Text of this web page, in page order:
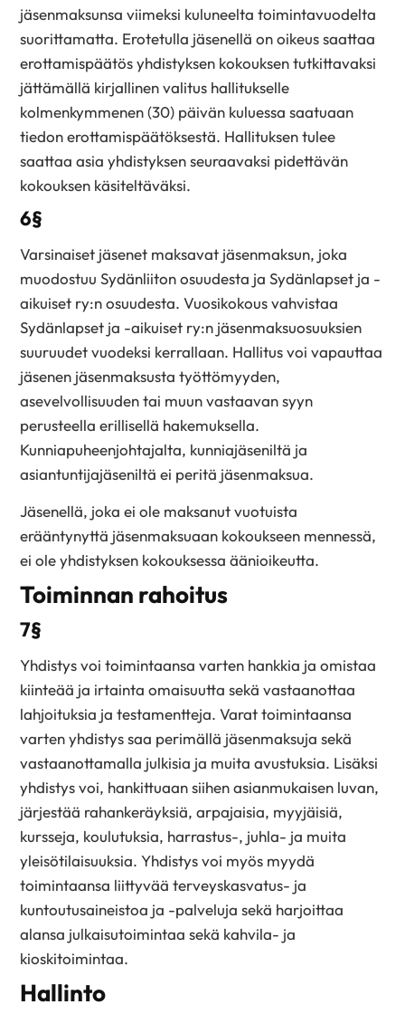
jäsenmaksunsa viimeksi kuluneelta toimintavuodelta
suorittamatta. Erotetulla jäsenellä on oikeus saattaa
erottamispäätös yhdistyksen kokouksen tutkittavaksi
jättämällä kirjallinen valitus hallitukselle
kolmenkymmenen (30) päivän kuluessa saatuaan
tiedon erottamispäätöksestä. Hallituksen tulee
saattaa asia yhdistyksen seuraavaksi pidettävän
kokouksen käsiteltäväksi.
6§
Varsinaiset jäsenet maksavat jäsenmaksun, joka
muodostuu Sydänliiton osuudesta ja Sydänlapset ja -
aikuiset ry:n osuudesta. Vuosikokous vahvistaa
Sydänlapset ja -aikuiset ry:n jäsenmaksuosuuksien
suuruudet vuodeksi kerrallaan. Hallitus voi vapauttaa
jäsenen jäsenmaksusta työttömyyden,
asevelvollisuuden tai muun vastaavan syyn
perusteella erillisellä hakemuksella.
Kunniapuheenjohtajalta, kunniajäseniltä ja
asiantuntijajäseniltä ei peritä jäsenmaksua.
Jäsenellä, joka ei ole maksanut vuotuista
erääntynyttä jäsenmaksuaan kokoukseen mennessä,
ei ole yhdistyksen kokouksessa äänioikeutta.
Toiminnan rahoitus
7§
Yhdistys voi toimintaansa varten hankkia ja omistaa
kiinteää ja irtainta omaisuutta sekä vastaanottaa
lahjoituksia ja testamentteja. Varat toimintaansa
varten yhdistys saa perimällä jäsenmaksuja sekä
vastaanottamalla julkisia ja muita avustuksia. Lisäksi
yhdistys voi, hankittuaan siihen asianmukaisen luvan,
järjestää rahankeräyksiä, arpajaisia, myyjäisiä,
kursseja, koulutuksia, harrastus-, juhla- ja muita
yleisötilaisuuksia. Yhdistys voi myös myydä
toimintaansa liittyvää terveyskasvatus- ja
kuntoutusaineistoa ja -palveluja sekä harjoittaa
alansa julkaisutoimintaa sekä kahvila- ja
kioskitoimintaa.
Hallinto